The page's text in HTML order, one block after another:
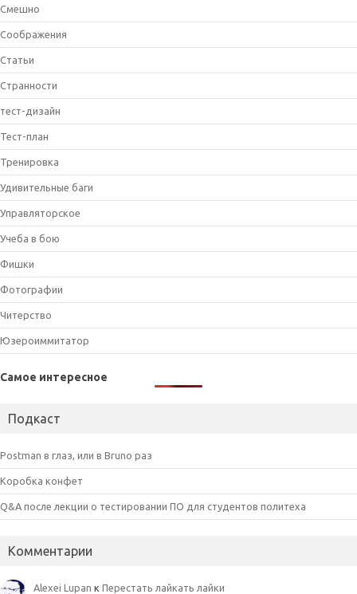
Смешно
Соображения
Статьи
Странности
тест-дизайн
Тест-план
Тренировка
Удивительные баги
Управляторское
Учеба в бою
Фишки
Фотографии
Читерство
Юзероиммитатор
Самое интересное
Подкаст
Postman в глаз, или в Bruno раз
Коробка конфет
Q&A после лекции о тестировании ПО для студентов политеха
Комментарии
Alexei Lupan кПерестать лайкать лайки